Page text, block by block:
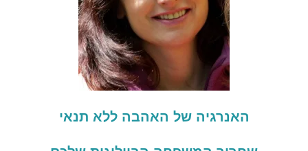
האנרגיה של האהבה ללא תנאי